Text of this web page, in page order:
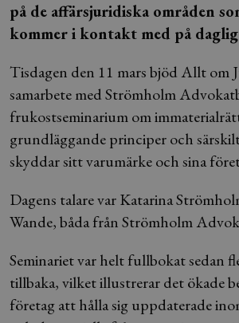
på de affärsjuridiska områden
kommer i kontakt med på daglig
Tisdagen den 11 mars bjöd Allt om
samarbete med Strömholm
frukostseminarium om
grundläggande principer och
skyddar sitt varumärke och sina
Dagens talare var Katarina
Wande, båda från Strömholm
Seminariet var helt fullbokat sedan
tillbaka, vilket illustrerar det ökade
företag att hålla sig uppdaterade